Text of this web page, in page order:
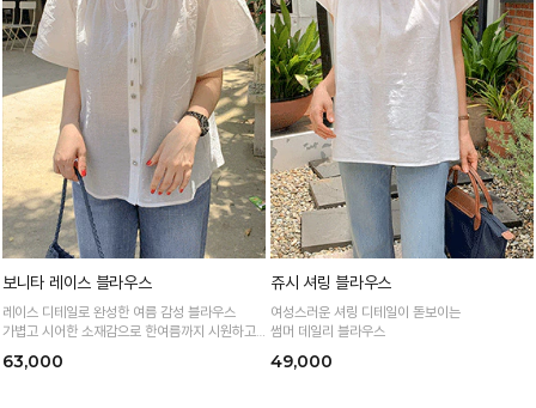
보니타 레이스 블라우스
레이스 디테일로 완성한 여름 감성 블라우스
가볍고 시어한 소재감으로 한여름까지 시원하고
63,000
쥬시 셔링 블라우스
여성스러운 셔링 디테일이 돋보이는
썸머 데일리 블라우스
49,000